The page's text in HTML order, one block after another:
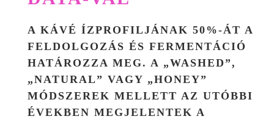
A KÁVÉ ÍZPROFILJÁNAK 50%-ÁT A
FELDOLGOZÁS ÉS FERMENTÁCIÓ
HATÁROZZA MEG. A „WASHED”,
„NATURAL” VAGY „HONEY”
MÓDSZEREK MELLETT AZ UTÓBBI
ÉVEKBEN MEGJELENTEK A